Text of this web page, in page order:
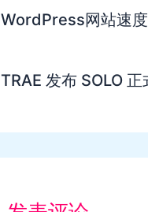
WordPress网站速
TRAE 发布 SOLO